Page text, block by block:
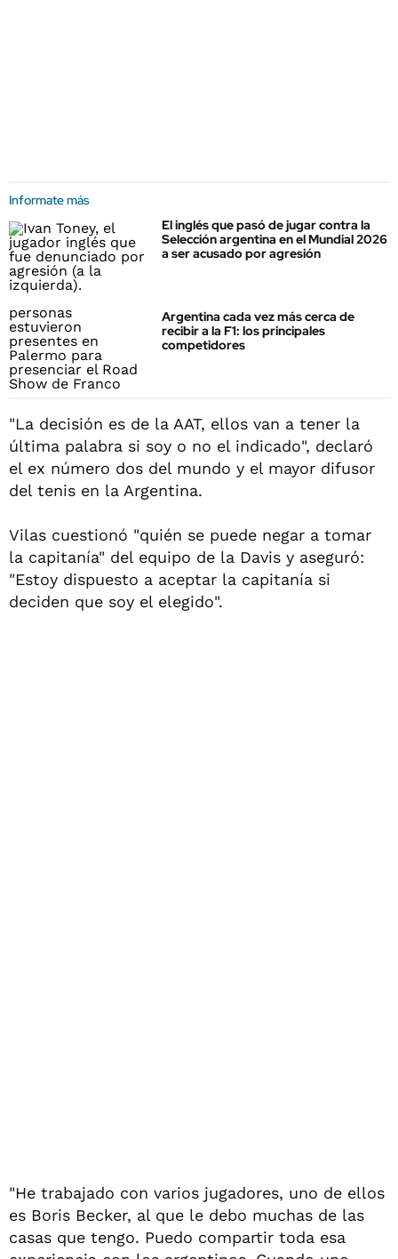
Informate más
El inglés que pasó de jugar contra la
Selección argentina en el Mundial 2026
a ser acusado por agresión
Argentina cada vez más cerca de
recibir a la F1: los principales
competidores
"La decisión es de la AAT, ellos van a tener la
última palabra si soy o no el indicado", declaró
el ex número dos del mundo y el mayor difusor
del tenis en la Argentina.
Vilas cuestionó "quién se puede negar a tomar
la capitanía" del equipo de la Davis y aseguró:
"Estoy dispuesto a aceptar la capitanía si
deciden que soy el elegido".
"He trabajado con varios jugadores, uno de ellos
es Boris Becker, al que le debo muchas de las
casas que tengo. Puedo compartir toda esa